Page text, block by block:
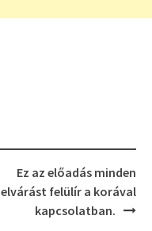
Ez az előadás minden
elvárást felülír a korával
kapcsolatban.